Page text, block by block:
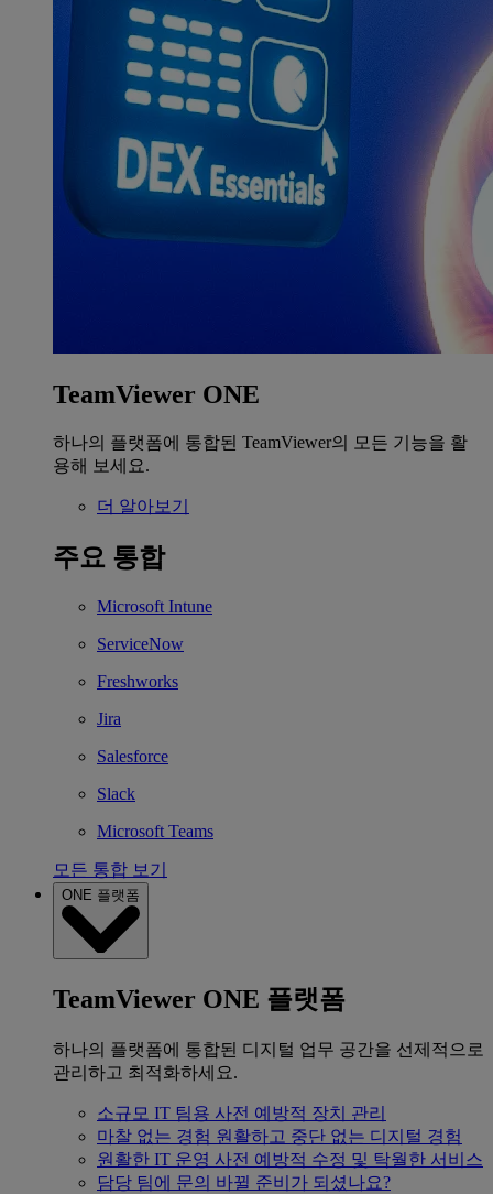
TeamViewer ONE
하나의 플랫폼에 통합된 TeamViewer의 모든 기능을 활
용해 보세요.
더 알아보기
주요 통합
Microsoft Intune
ServiceNow
Freshworks
Jira
Salesforce
Slack
Microsoft Teams
모든 통합 보기
ONE 플랫폼
TeamViewer ONE 플랫폼
하나의 플랫폼에 통합된 디지털 업무 공간을 선제적으로
관리하고 최적화하세요.
소규모 IT 팀용 사전 예방적 장치 관리
마찰 없는 경험 원활하고 중단 없는 디지털 경험
원활한 IT 운영 사전 예방적 수정 및 탁월한 서비스
담당 팀에 문의 바뀔 준비가 되셨나요?